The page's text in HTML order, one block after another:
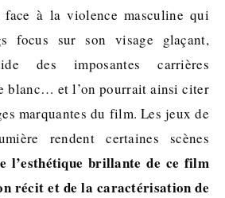
à la violence masculine qui
focus sur son visage glaçant,
des imposantes carrières
blanc… et l’on pourrait ainsi citer
marquantes du film. Les jeux de
rendent certaines scènes
l’esthétique brillante de ce film
récit et de la caractérisation de